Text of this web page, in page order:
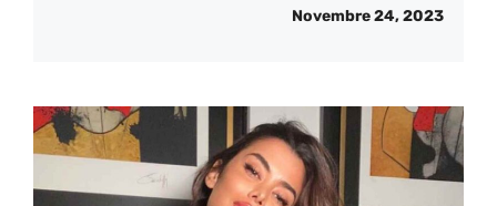
Novembre 24, 2023